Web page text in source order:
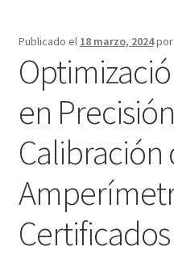
¿Qué es un amperímetro
¿Qué es un Amperímetro y
¿Qué es un medidor de
¿Qué es un multímetro y
¿Qué es un osciloscopio y
Publicado el 18 marzo, 2024por
en
Calibración